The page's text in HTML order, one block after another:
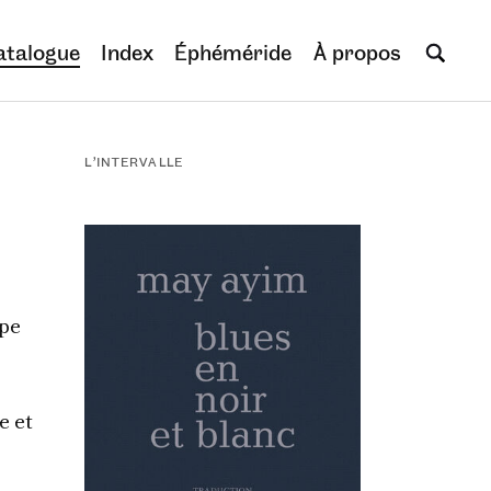
Index Éphéméride À propos
L’INTERVALLE
et